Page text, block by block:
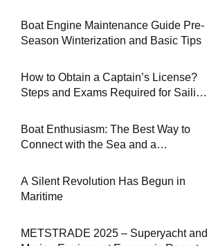
Boat Engine Maintenance Guide Pre-
Season Winterization and Basic Tips
How to Obtain a Captain’s License?
Steps and Exams Required for Sailing
Boat Enthusiasm: The Best Way to
Connect with the Sea and a
A Silent Revolution Has Begun in
Maritime
METSTRADE 2025 – Superyacht and